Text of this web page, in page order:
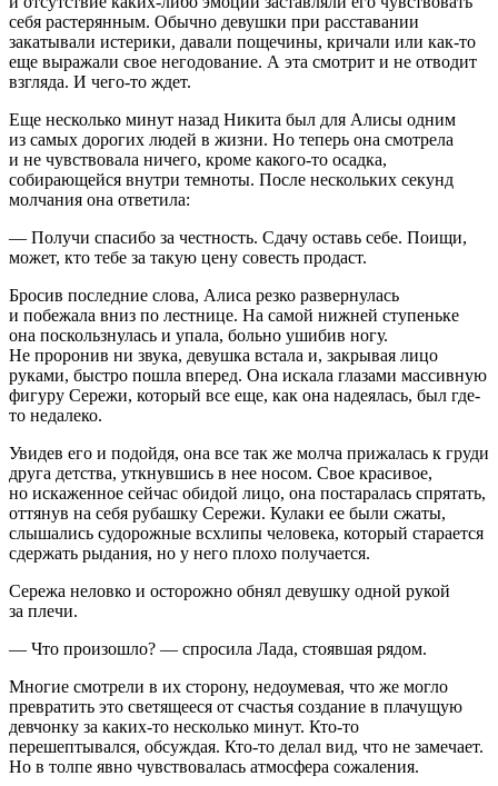
себя растерянным. Обычно девушки при расставании
закатывали истерики, давали пощечины, кричали или как-то
еще выражали свое негодование. А эта смотрит и не отводит
взгляда. И чего-то ждет.
Еще несколько минут назад Никита был для Алисы одним
из самых дорогих людей в жизни. Но теперь она смотрела
и не чувствовала ничего, кроме какого-то осадка,
собирающейся внутри темноты. После нескольких секунд
молчания она ответила:
— Получи спасибо за честность. Сдачу оставь себе. Поищи,
может, кто тебе за такую цену совесть продаст.
Бросив последние слова, Алиса резко развернулась
и побежала вниз по лестнице. На самой нижней ступеньке
она поскользнулась и упала, больно ушибив ногу.
Не проронив ни звука, девушка встала и, закрывая лицо
руками, быстро пошла вперед. Она искала глазами массивную
фигуру Сережи, который все еще, как она надеялась, был где-
то недалеко.
Увидев его и подойдя, она все так же молча прижалась к груди
друга детства, уткнувшись в нее носом. Свое красивое,
но искаженное сейчас обидой лицо, она постаралась спрятать,
оттянув на себя рубашку Сережи. Кулаки ее были сжаты,
слышались судорожные всхлипы человека, который старается
сдержать рыдания, но у него плохо получается.
Сережа неловко и осторожно обнял девушку одной рукой
за плечи.
— Что произошло? — спросила Лада, стоявшая рядом.
Многие смотрели в их сторону, недоумевая, что же могло
превратить это светящееся от счастья создание в плачущую
девчонку за каких-то несколько минут. Кто-то
перешептывался, обсуждая. Кто-то делал вид, что не замечает.
Но в толпе явно чувствовалась атмосфера сожаления.